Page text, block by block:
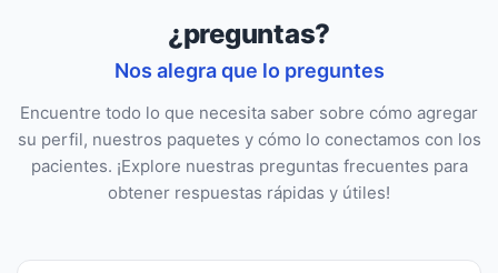
¿preguntas?
Nos alegra que lo preguntes
Encuentre todo lo que necesita saber sobre cómo agregar
su perfil, nuestros paquetes y cómo lo conectamos con los
pacientes. ¡Explore nuestras preguntas frecuentes para
obtener respuestas rápidas y útiles!